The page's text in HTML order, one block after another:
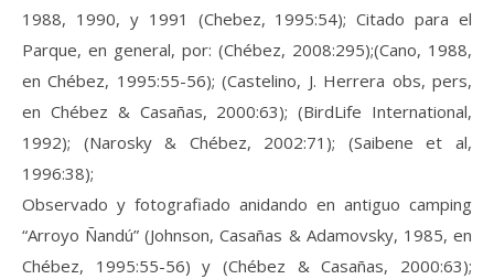
1988, 1990, y 1991 (Chebez, 1995:54); Citado para el
Parque, en general, por: (Chébez, 2008:295);(Cano, 1988,
en Chébez, 1995:55-56); (Castelino, J. Herrera obs, pers,
en Chébez & Casañas, 2000:63); (BirdLife International,
1992); (Narosky & Chébez, 2002:71); (Saibene et al,
1996:38);
Observado y fotografiado anidando en antiguo camping
“Arroyo Ñandú” (Johnson, Casañas & Adamovsky, 1985, en
Chébez, 1995:55-56) y (Chébez & Casañas, 2000:63);